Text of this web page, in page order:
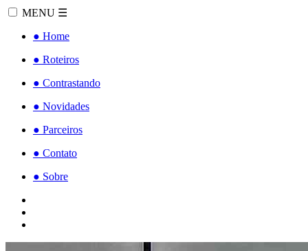
MENU ☰
● Home
● Roteiros
● Contrastando
● Novidades
● Parceiros
● Contato
● Sobre